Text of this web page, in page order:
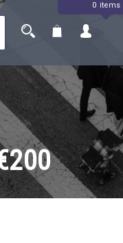
0 items